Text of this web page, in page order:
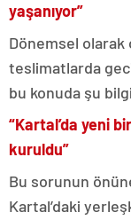
yaşanıyor”
Dönemsel olarak
teslimatlarda
bu konuda şu
“Kartal’da yeni
kuruldu”
Bu sorunun
Kartal’daki